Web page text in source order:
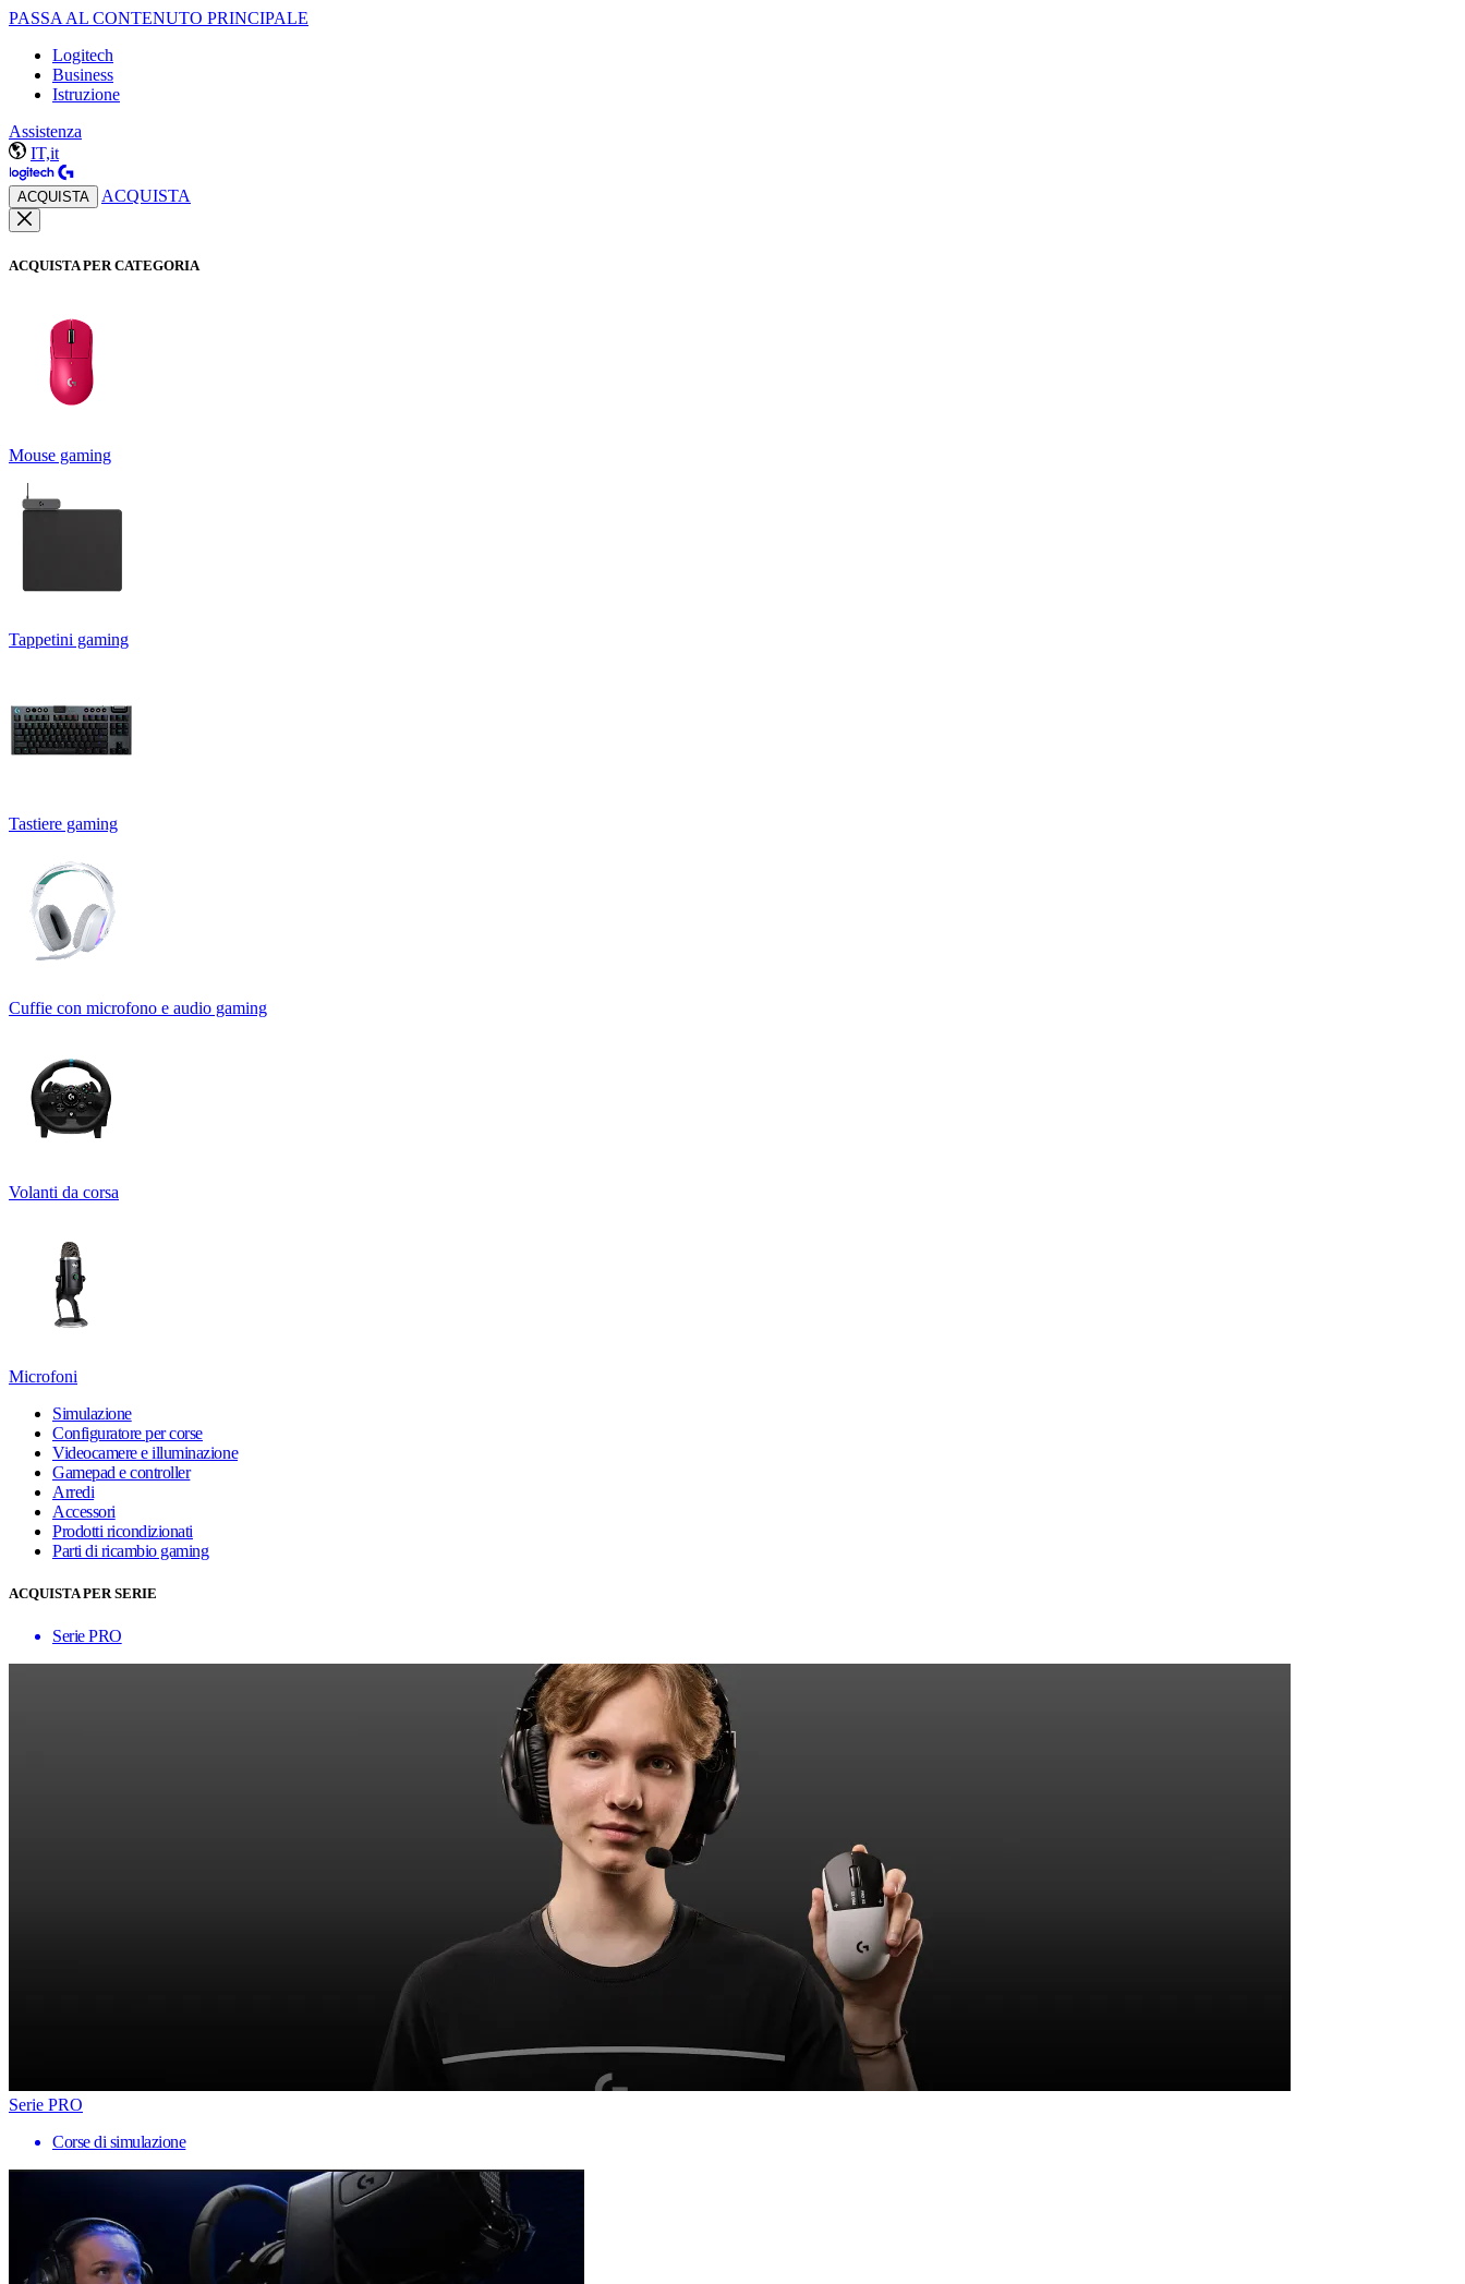
PASSA AL CONTENUTO PRINCIPALE
Logitech
Business
Istruzione
Assistenza
IT,it
ACQUISTA ACQUISTA
ACQUISTA PER CATEGORIA
Mouse gaming
Tappetini gaming
Tastiere gaming
Cuffie con microfono e audio gaming
Volanti da corsa
Microfoni
Simulazione
Configuratore per corse
Videocamere e illuminazione
Gamepad e controller
Arredi
Accessori
Prodotti ricondizionati
Parti di ricambio gaming
ACQUISTA PER SERIE
Serie PRO
Serie PRO
Corse di simulazione